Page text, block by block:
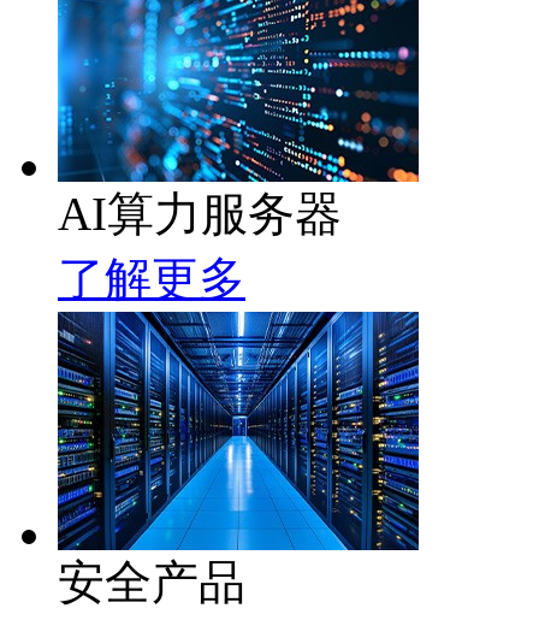
AI算力服务器
了解更多
安全产品